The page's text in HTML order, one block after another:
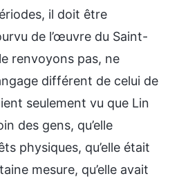
il doit être
de l’œuvre du Saint-
renvoyons pas, ne
différent de celui de
seulement vu que Lin
des gens, qu’elle
physiques, qu’elle était
mesure, qu’elle avait